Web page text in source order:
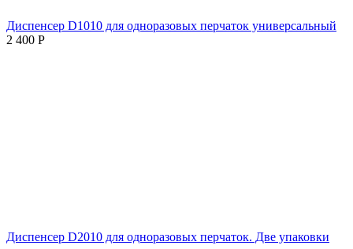
Диспенсер D1010 для одноразовых перчаток универсальный
2 400 Р
Диспенсер D2010 для одноразовых перчаток. Две упаковки